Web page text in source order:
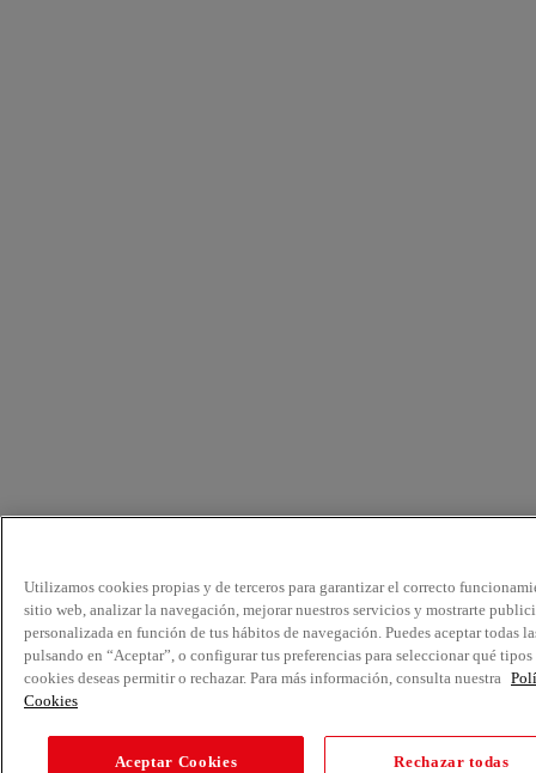
Utilizamos cookies propias y de terceros para garantizar el correcto
sitio web, analizar la navegación, mejorar nuestros servicios y mostrarte
personalizada en función de tus hábitos de navegación. Puedes aceptar todas
pulsando en “Aceptar”, o configurar tus preferencias para seleccionar qué tipos
cookies deseas permitir o rechazar. Para más información, consulta nuestra
Cookies
Aceptar Cookies Rechazar todas